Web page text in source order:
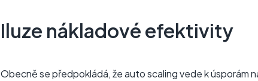
Iluze nákladové efektivity
Obecně se předpokládá, že auto scaling vede k úsporám